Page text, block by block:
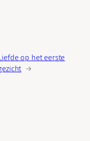
op het eerste
→